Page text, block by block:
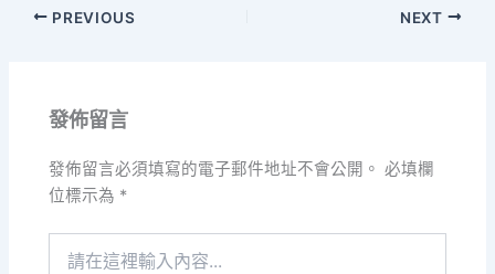
PREVIOUS NEXT
發佈留言
發佈留言必須填寫的電子郵件地址不會公開。 必填欄
位標示為 *